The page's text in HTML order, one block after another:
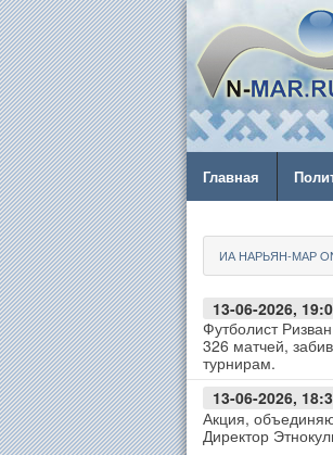
Главная
ИА НАРЬЯН-МАР
13-06-2026,
Футболист
326 матчей,
турнирам.
13-06-2026,
Акция,
Директор